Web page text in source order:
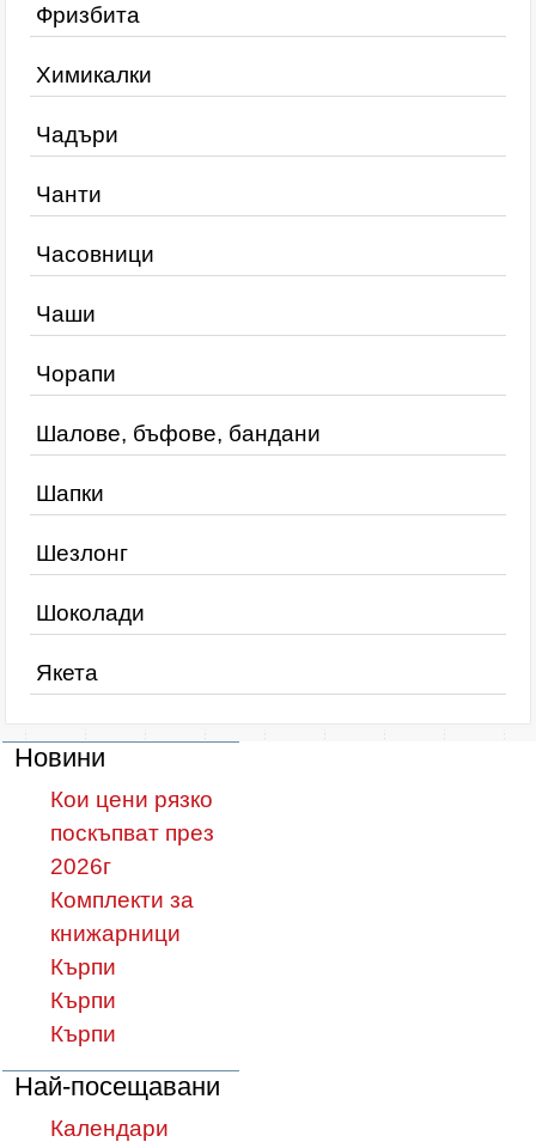
Фризбита
Химикалки
Чадъри
Чанти
Часовници
Чаши
Чорапи
Шалове, бъфове, бандани
Шапки
Шезлонг
Шоколади
Якета
Новини
Кои цени рязко
поскъпват през
2026г
Комплекти за
книжарници
Кърпи
Кърпи
Кърпи
Най-посещавани
Календари